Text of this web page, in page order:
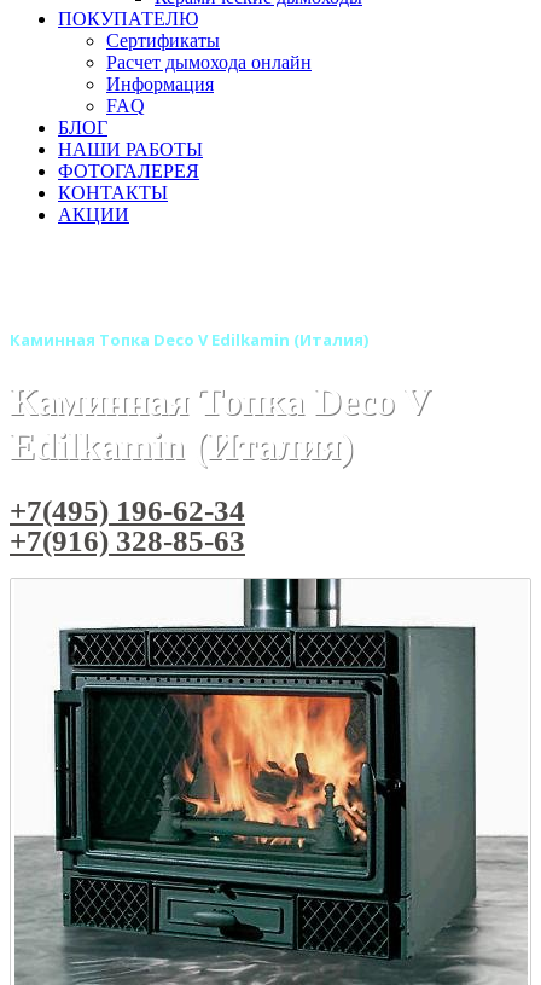
ПОКУПАТЕЛЮ
Сертификаты
Расчет дымохода онлайн
Информация
FAQ
БЛОГ
НАШИ РАБОТЫ
ФОТОГАЛЕРЕЯ
КОНТАКТЫ
АКЦИИ
Каминная Топка Deco V Edilkamin (Италия)
Каминная Топка Deco V
Edilkamin (Италия)
+7(495) 196-62-34
+7(916) 328-85-63